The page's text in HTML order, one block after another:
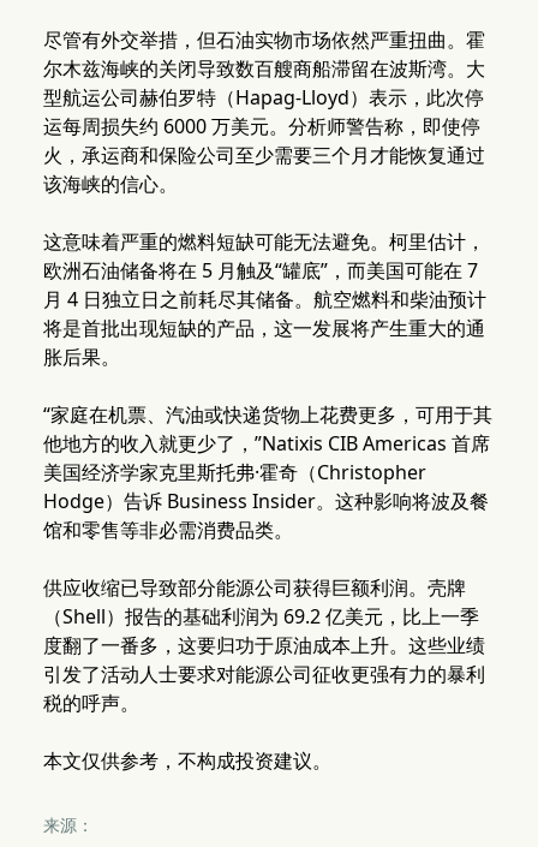
尽管有外交举措，但石油实物市场依然严重扭曲。霍
尔木兹海峡的关闭导致数百艘商船滞留在波斯湾。大
型航运公司赫伯罗特（Hapag-Lloyd）表示，此次停
运每周损失约 6000 万美元。分析师警告称，即使停
火，承运商和保险公司至少需要三个月才能恢复通过
该海峡的信心。
这意味着严重的燃料短缺可能无法避免。柯里估计，
欧洲石油储备将在 5 月触及“罐底”，而美国可能在 7
月 4 日独立日之前耗尽其储备。航空燃料和柴油预计
将是首批出现短缺的产品，这一发展将产生重大的通
胀后果。
“家庭在机票、汽油或快递货物上花费更多，可用于其
他地方的收入就更少了，”Natixis CIB Americas 首席
美国经济学家克里斯托弗·霍奇（Christopher
Hodge）告诉 Business Insider。这种影响将波及餐
馆和零售等非必需消费品类。
供应收缩已导致部分能源公司获得巨额利润。壳牌
（Shell）报告的基础利润为 69.2 亿美元，比上一季
度翻了一番多，这要归功于原油成本上升。这些业绩
引发了活动人士要求对能源公司征收更强有力的暴利
税的呼声。
本文仅供参考，不构成投资建议。
来源：